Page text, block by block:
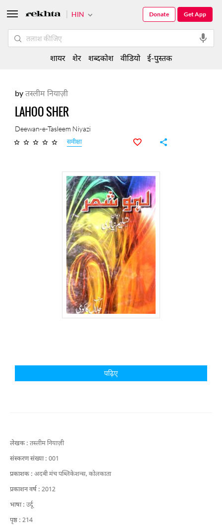
byतस्लीम नियाज़ी
LAHOO SHER
Deewan-e-Tasleem Niyazi
समीक्षा
पढ़िए
लेखक : तस्लीम नियाज़ी
संस्करण संख्या : 001
प्रकाशक : अदबी मंच पब्लिकेशन्स, कोलकाता
प्रकाशन वर्ष : 2012
भाषा : उर्दू
पृष्ठ : 214
HIN Get App
Donate
शायर शेर शब्दकोश वीडियो ई-पुस्तक